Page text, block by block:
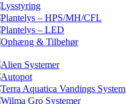
Lysstyring
Plantelys – HPS/MH/CFL
Plantelys – LED
Ophæng & Tilbehør
Alien Systemer
Autopot
Terra Aquatica Vandings System
Wilma Gro Systemer